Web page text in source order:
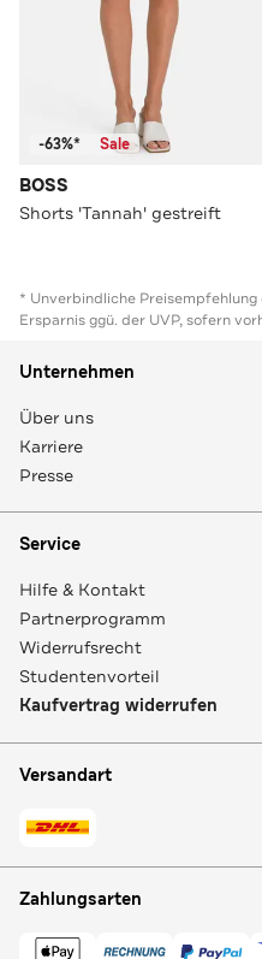
-63%* Sale
BOSS
Shorts 'Tannah' gestreift
* Unverbindliche
Ersparnis ggü. der UVP, sofern
Unternehmen
Über uns
Karriere
Presse
Service
Hilfe & Kontakt
Partnerprogramm
Widerrufsrecht
Studentenvorteil
Kaufvertrag widerrufen
Versandart
Zahlungsarten